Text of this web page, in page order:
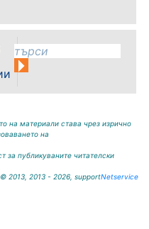
На
ал.
на материали става чрез изрично
на
за публикуваните читателски
© 2013, 2013 - 2026, supportNetservice